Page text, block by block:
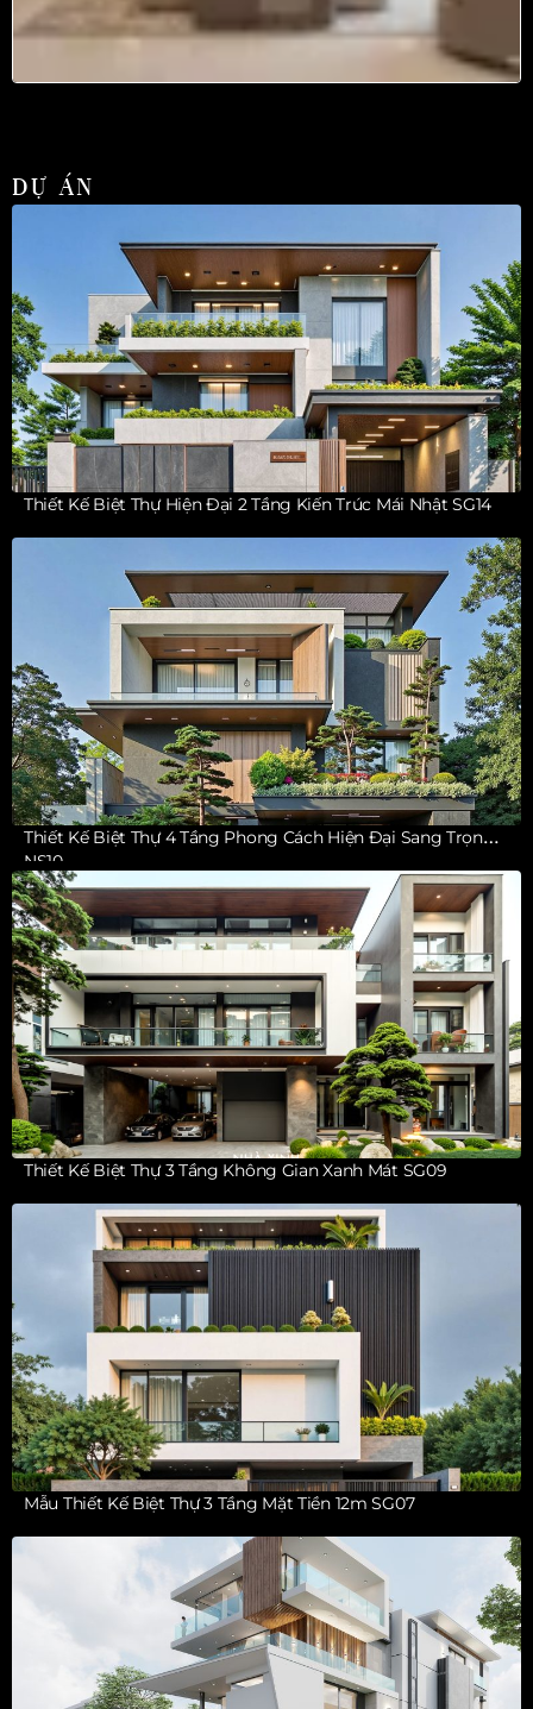
DỰ ÁN
Thiết Kế Biệt Thự Hiện Đại 2 Tầng Kiến Trúc Mái Nhật SG14
Thiết Kế Biệt Thự 4 Tầng Phong Cách Hiện Đại Sang Trọng
NS10
Thiết Kế Biệt Thự 3 Tầng Không Gian Xanh Mát SG09
Mẫu Thiết Kế Biệt Thự 3 Tầng Mặt Tiền 12m SG07